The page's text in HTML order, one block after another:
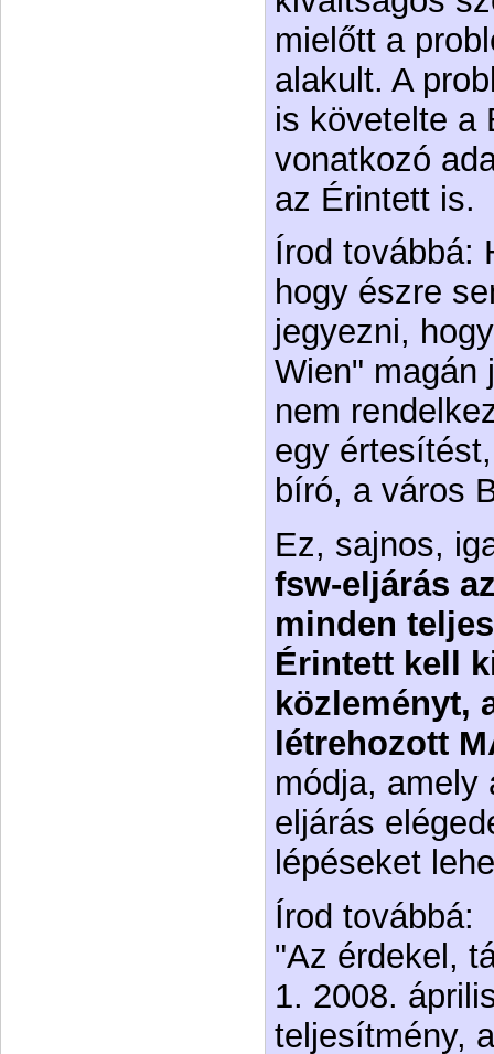
mielőtt a
alakult. A
is követelte a
vonatkozó
az Érintett is.
Írod továbbá:
hogy észre
jegyezni,
Wien" magán
nem
egy
bíró, a város
Ez, sajnos,
fsw-eljárás
minden
Érintett kell
közleményt,
létrehozott
módja, amely
eljárás
lépéseket
Írod továbbá:
"Az érdekel,
1. 2008.
teljesítmény,